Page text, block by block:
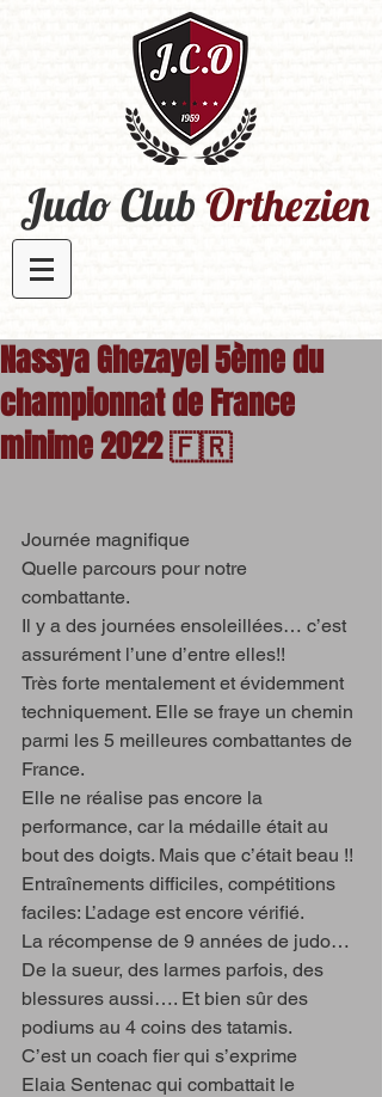
Judo ClubOrthezien​
Nassya Ghezayel 5ème du
championnat de France
minime 2022 🇫🇷
Journée magnifique
Quelle parcours pour notre
combattante.
Il y a des journées ensoleillées… c’est
assurément l’une d’entre elles!!
Très forte mentalement et évidemment
techniquement. Elle se fraye un chemin
parmi les 5 meilleures combattantes de
France.
Elle ne réalise pas encore la
performance, car la médaille était au
bout des doigts. Mais que c’était beau !!
Entraînements difficiles, compétitions
faciles: L’adage est encore vérifié.
La récompense de 9 années de judo…
De la sueur, des larmes parfois, des
blessures aussi…. Et bien sûr des
podiums au 4 coins des tatamis.
C’est un coach fier qui s’exprime
Elaia Sentenac qui combattait le